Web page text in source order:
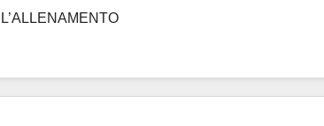
L’ALLENAMENTO